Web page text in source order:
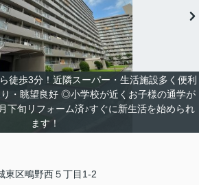
徒歩3分！近隣スーパー・生活施設多く便利
・眺望良好 ◎小学校が近くお子様の通学が
下旬リフォーム済♪すぐに新生活を始められ
ます！
東区鴫野西５丁目1-2